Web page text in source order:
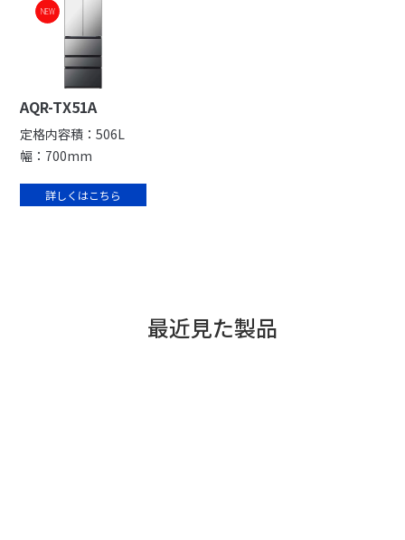
霜が付きにくく、おいし
さ長持ち。
NEW
NEW
AQR-TX51A
定格内容積：506L
幅：700mm
詳しくはこちら
最近見た製品